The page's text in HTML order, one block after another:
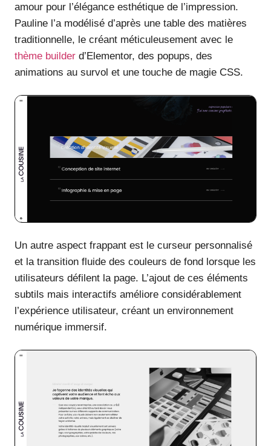
amour pour l’élégance esthétique de l’impression.
Pauline l’a modélisé d’après une table des matières
traditionnelle, le créant méticuleusement avec le
thème builder d’Elementor, des popups, des
animations au survol et une touche de magie CSS.
Un autre aspect frappant est le curseur personnalisé
et la transition fluide des couleurs de fond lorsque les
utilisateurs défilent la page. L’ajout de ces éléments
subtils mais interactifs améliore considérablement
l’expérience utilisateur, créant un environnement
numérique immersif.